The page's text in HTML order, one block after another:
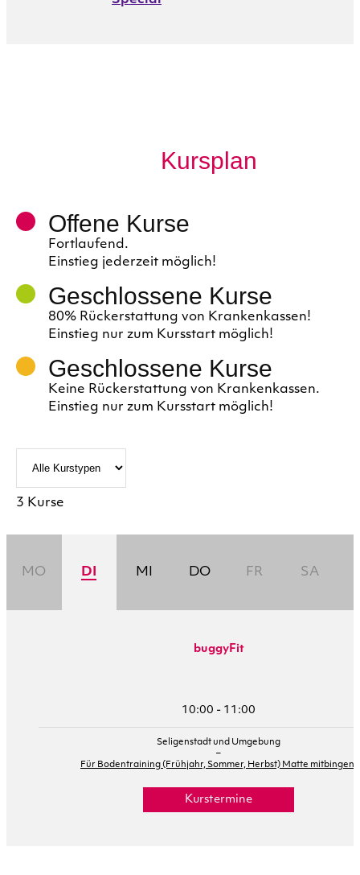
Kursplan
Offene Kurse
Fortlaufend.
Einstieg jederzeit möglich!
Geschlossene Kurse
80% Rückerstattung von Krankenkassen!
Einstieg nur zum Kursstart möglich!
Geschlossene Kurse
Keine Rückerstattung von Krankenkassen.
Einstieg nur zum Kursstart möglich!
3 Kurse
MO DI MI DO FR SA
buggyFit
10:00 - 11:00
Seligenstadt und Umgebung
–
Für Bodentraining (Frühjahr, Sommer, Herbst) Matte mitbingen.
Kurstermine